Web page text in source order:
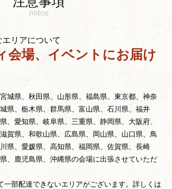
notice
リアについて
会場、イベントにお届け
城県、秋田県、山形県、福島県、東京都、神奈
県、栃木県、群馬県、富山県、石川県、福井
、愛知県、岐阜県、三重県、静岡県、大阪府、
賀県、和歌山県、広島県、岡山県、山口県、鳥
県、愛媛県、高知県、福岡県、佐賀県、長崎
、鹿児島県、沖縄県の会場に出張させていただ
一部配達できないエリアがございます。詳しくは